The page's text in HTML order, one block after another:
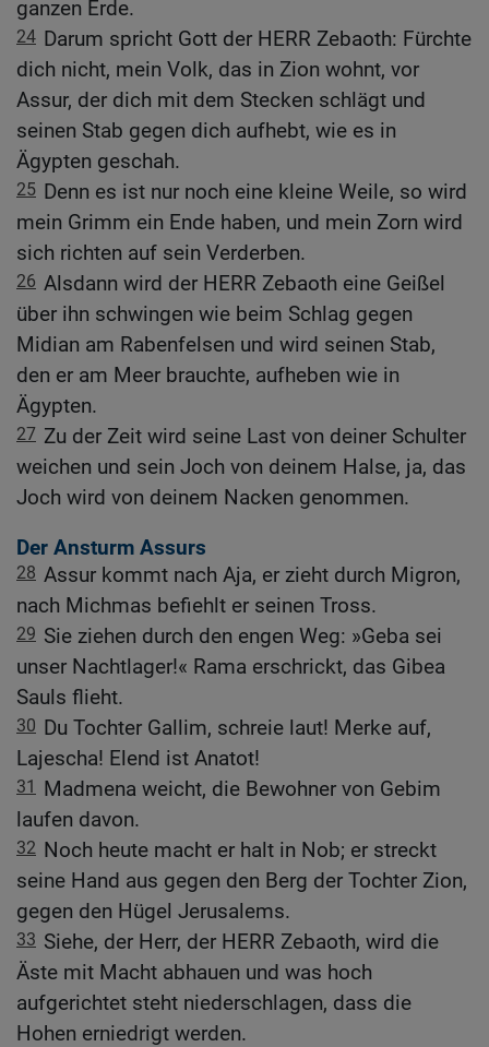
ganzen Erde.
24 Darum spricht Gott der HERR Zebaoth: Fürchte
dich nicht, mein Volk, das in Zion wohnt, vor
Assur, der dich mit dem Stecken schlägt und
seinen Stab gegen dich aufhebt, wie es in
Ägypten geschah.
25 Denn es ist nur noch eine kleine Weile, so wird
mein Grimm ein Ende haben, und mein Zorn wird
sich richten auf sein Verderben.
26 Alsdann wird der HERR Zebaoth eine Geißel
über ihn schwingen wie beim Schlag gegen
Midian am Rabenfelsen und wird seinen Stab,
den er am Meer brauchte, aufheben wie in
Ägypten.
27 Zu der Zeit wird seine Last von deiner Schulter
weichen und sein Joch von deinem Halse, ja, das
Joch wird von deinem Nacken genommen.
Der Ansturm Assurs
28 Assur kommt nach Aja, er zieht durch Migron,
nach Michmas befiehlt er seinen Tross.
29 Sie ziehen durch den engen Weg: »Geba sei
unser Nachtlager!« Rama erschrickt, das Gibea
Sauls flieht.
30 Du Tochter Gallim, schreie laut! Merke auf,
Lajescha! Elend ist Anatot!
31 Madmena weicht, die Bewohner von Gebim
laufen davon.
32 Noch heute macht er halt in Nob; er streckt
seine Hand aus gegen den Berg der Tochter Zion,
gegen den Hügel Jerusalems.
33 Siehe, der Herr, der HERR Zebaoth, wird die
Äste mit Macht abhauen und was hoch
aufgerichtet steht niederschlagen, dass die
Hohen erniedrigt werden.